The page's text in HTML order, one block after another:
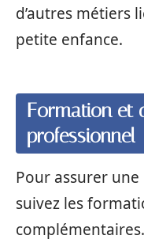
d’autres métiers
petite enfance.
Formation et
professionnel
Pour assurer
suivez les